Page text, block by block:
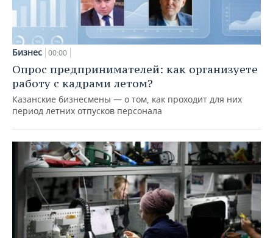
Бизнес 00:00
Опрос предпринимателей: как организуете
работу с кадрами летом?
Казанские бизнесмены — о том, как проходит для них
период летних отпусков персонала